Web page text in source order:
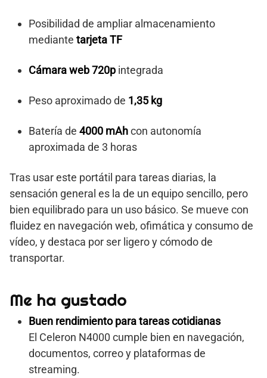
Posibilidad de ampliar almacenamiento
mediante tarjeta TF
Cámara web 720p integrada
Peso aproximado de 1,35 kg
Batería de 4000 mAhcon autonomía
aproximada de 3 horas
Tras usar este portátil para tareas diarias, la
sensación general es la de un equipo sencillo, pero
bien equilibrado para un uso básico. Se mueve con
fluidez en navegación web, ofimática y consumo de
vídeo, y destaca por ser ligero y cómodo de
transportar.
Me ha gustado
Buen rendimiento para tareas cotidianas
El Celeron N4000 cumple bien en navegación,
documentos, correo y plataformas de
streaming.